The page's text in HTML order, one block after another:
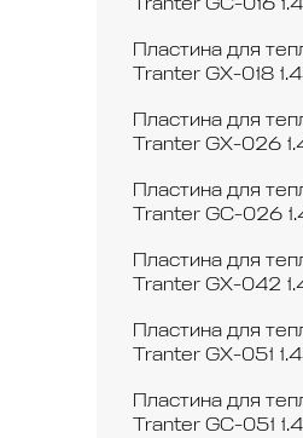
Пластина для
Tranter GX-018
Пластина для
Tranter GX-026
Пластина для
Tranter GC-026
Пластина для
Tranter GX-042
Пластина для
Tranter GX-051
Пластина для
Tranter GC-051